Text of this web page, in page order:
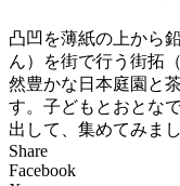
凸凹を薄紙の上から
ん）を街で行う街拓
然豊かな日本庭園と
す。子どもとおとな
出して、集めてみまし
Share
Facebook